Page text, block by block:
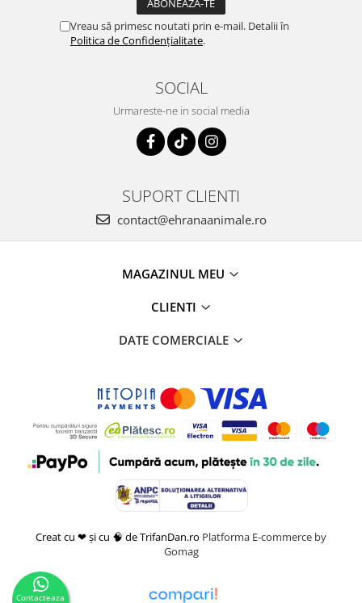
Vreau să primesc noutati prin e-mail. Detalii în
Politica de Confidențialitate.
SOCIAL
Urmareste-ne in social media
SUPORT CLIENTI
contact@ehranaanimale.ro
MAGAZINUL MEU
CLIENTI
DATE COMERCIALE
Creat cu ❤ și cu 🧠 de TrifanDan.ro Platforma E-commerce by
Gomag
Contacteaza